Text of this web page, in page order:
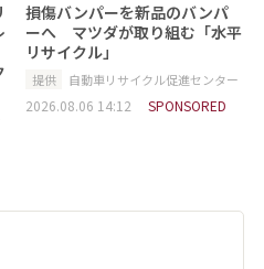
損傷バンパーを新品のバンパ
ーへ マツダが取り組む「水平
リサイクル」
提供 自動車リサイクル促進センター
2026.08.06 14:12 SPONSORED